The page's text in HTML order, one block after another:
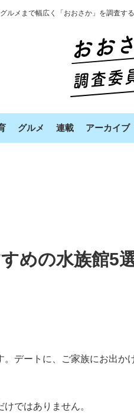
ルメまで幅広く「おおさか」を調査す
グルメ 連載 アーカイブ
めの水族館5
デートに、ご家族にお出か
ではありません。